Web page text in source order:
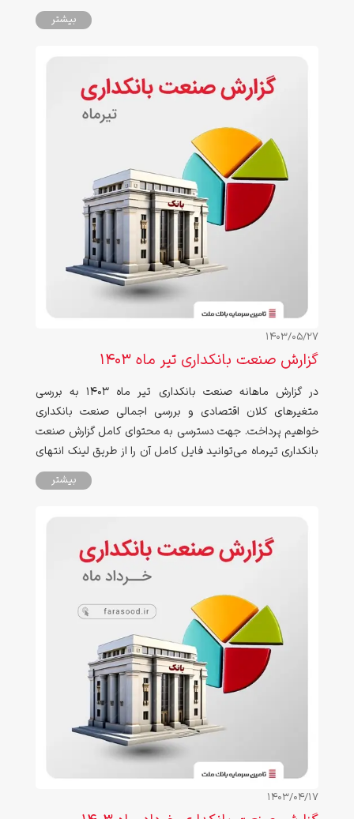
بیشتر
1403/05/27
گزارش صنعت بانکداری تیر ماه ۱۴۰3
در گزارش ماهانه صنعت بانکداری تیر ماه ۱۴۰۳ به بررسی
متغیرهای کلان اقتصادی و بررسی اجمالی صنعت بانکداری
خواهیم پرداخت. جهت دسترسی به محتوای کامل گزارش صنعت
بانکداری تیرماه می‌توانید فایل کامل آن را از طریق لینک انتهای
بیشتر
1403/04/17